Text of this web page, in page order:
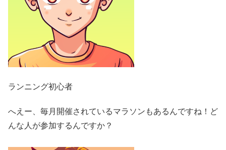
ランニング初心者
へえー、毎月開催されているマラソンもあるんですね！ど
んな人が参加するんですか？